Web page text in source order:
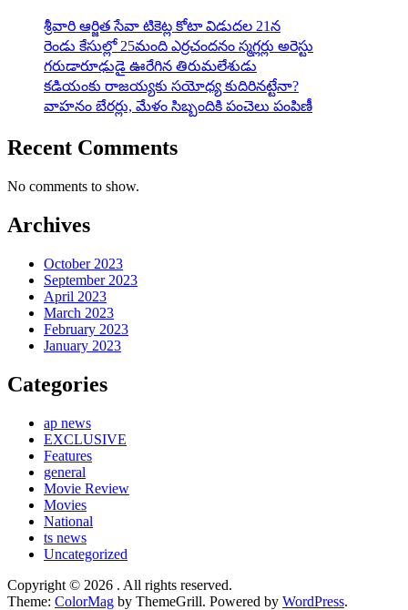
శ్రీవారి ఆర్జిత సేవా టికెట్ల కోటా విడుదల 21న
రెండు కేసుల్లో 25మంది ఎర్రచందనం స్మగ్లర్లు అరెస్టు
గరుడారూఢుడై ఊరేగిన తిరుమలేశుడు
కడియంకు రాజయ్యకు సయోధ్య కుదిరినట్టేనా?
వాహ‌నం బేర‌ర్లు, మేళం సిబ్బందికి పంచెలు పంపిణీ
Recent Comments
No comments to show.
Archives
October 2023
September 2023
April 2023
March 2023
February 2023
January 2023
Categories
ap news
EXCLUSIVE
Features
general
Movie Review
Movies
National
ts news
Uncategorized
Copyright © 2026 . All rights reserved.
Theme: ColorMag by ThemeGrill. Powered by WordPress.